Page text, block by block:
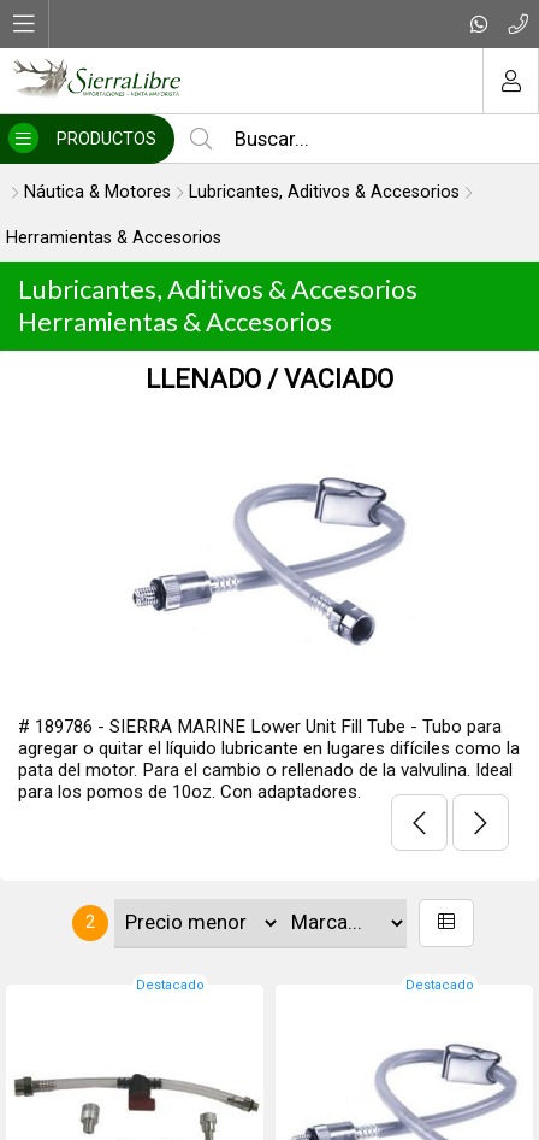
PRODUCTOS
Náutica & Motores Lubricantes, Aditivos & Accesorios
Herramientas & Accesorios
Lubricantes, Aditivos & Accesorios
Herramientas & Accesorios
LLENADO / VACIADO
# 189786 - SIERRA MARINE Lower Unit Fill Tube - Tubo para
agregar o quitar el líquido lubricante en lugares difíciles como la
pata del motor. Para el cambio o rellenado de la valvulina. Ideal
para los pomos de 10oz. Con adaptadores.
2
Destacado Destacado